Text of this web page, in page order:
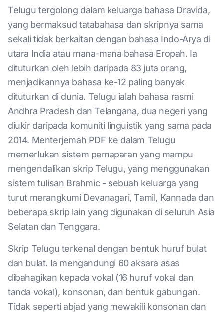
Telugu tergolong dalam keluarga bahasa Dravida,
yang bermaksud tatabahasa dan skripnya sama
sekali tidak berkaitan dengan bahasa Indo-Arya di
utara India atau mana-mana bahasa Eropah. Ia
dituturkan oleh lebih daripada 83 juta orang,
menjadikannya bahasa ke-12 paling banyak
dituturkan di dunia. Telugu ialah bahasa rasmi
Andhra Pradesh dan Telangana, dua negeri yang
diukir daripada komuniti linguistik yang sama pada
2014. Menterjemah PDF ke dalam Telugu
memerlukan sistem pemaparan yang mampu
mengendalikan skrip Telugu, yang menggunakan
sistem tulisan Brahmic - sebuah keluarga yang
turut merangkumi Devanagari, Tamil, Kannada dan
beberapa skrip lain yang digunakan di seluruh Asia
Selatan dan Tenggara.
Skrip Telugu terkenal dengan bentuk huruf bulat
dan bulat. Ia mengandungi 60 aksara asas
dibahagikan kepada vokal (16 huruf vokal dan
tanda vokal), konsonan, dan bentuk gabungan.
Tidak seperti abjad yang mewakili konsonan dan